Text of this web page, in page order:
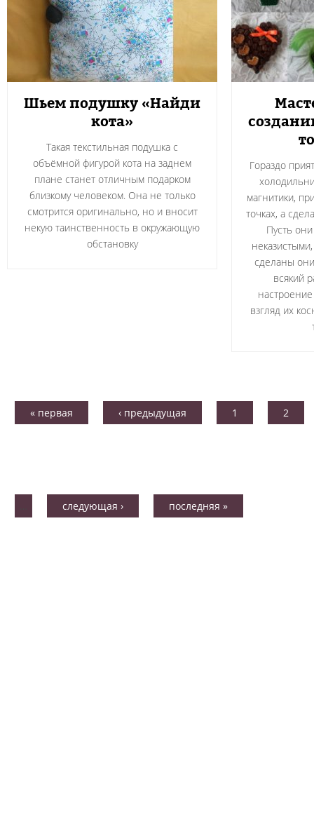
Шьем подушку «Найди
кота»
Такая текстильная подушка с
объёмной фигурой кота на заднем
плане станет отличным подарком
близкому человеком. Она не только
смотрится оригинально, но и вносит
некую таинственность в окружающую
обстановку
Гораздо
магнитики,
точках, а
Пусть
сделаны
всякий
взгляд их
« первая ‹ предыдущая 1 2
следующая › последняя »